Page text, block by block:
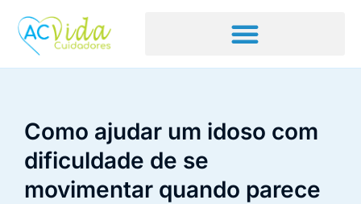
Como ajudar um idoso com
dificuldade de se
movimentar quando parece